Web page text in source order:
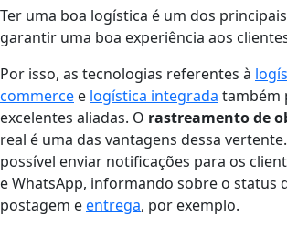
Ter uma boa logística é um dos
garantir uma boa experiência aos
Por isso, as tecnologias referentes à
commerce e logística integrada também
excelentes aliadas. O rastreamento de
real é uma das vantagens dessa
possível enviar notificações para os
e WhatsApp, informando sobre o status
postagem eentrega, por exemplo.